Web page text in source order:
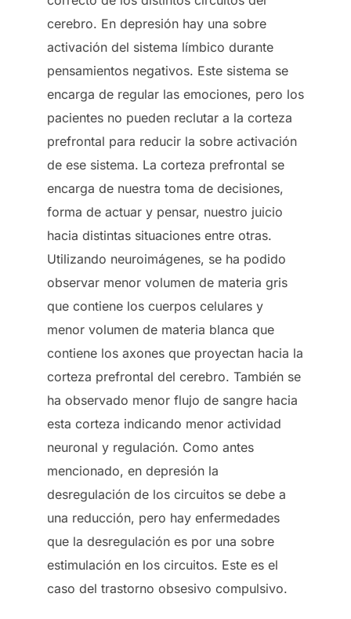
cerebro. En depresión hay una sobre
activación del sistema límbico durante
pensamientos negativos. Este sistema se
encarga de regular las emociones, pero los
pacientes no pueden reclutar a la corteza
prefrontal para reducir la sobre activación
de ese sistema. La corteza prefrontal se
encarga de nuestra toma de decisiones,
forma de actuar y pensar, nuestro juicio
hacia distintas situaciones entre otras.
Utilizando neuroimágenes, se ha podido
observar menor volumen de materia gris
que contiene los cuerpos celulares y
menor volumen de materia blanca que
contiene los axones que proyectan hacia la
corteza prefrontal del cerebro. También se
ha observado menor flujo de sangre hacia
esta corteza indicando menor actividad
neuronal y regulación. Como antes
mencionado, en depresión la
desregulación de los circuitos se debe a
una reducción, pero hay enfermedades
que la desregulación es por una sobre
estimulación en los circuitos. Este es el
caso del trastorno obsesivo compulsivo.